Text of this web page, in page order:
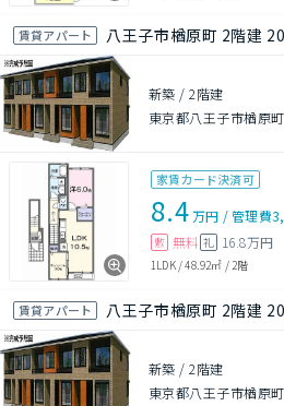
賃貸アパート 八王子市楢原町 2階建
新築 /2階建
東京都八王子市楢原
家賃カード決済可
8.4万円 /管理費
敷 無料 礼 16.8万円
1LDK/48.92㎡ /2階
賃貸アパート 八王子市楢原町 2階建
新築 /2階建
東京都八王子市楢原